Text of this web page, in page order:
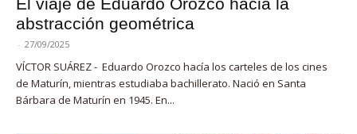
El viaje de Eduardo Orozco hacia la
abstracción geométrica
- 27/09/2025
VÍCTOR SUÁREZ - Eduardo Orozco hacía los carteles de los cines
de Maturín, mientras estudiaba bachillerato. Nació en Santa
Bárbara de Maturín en 1945. En...